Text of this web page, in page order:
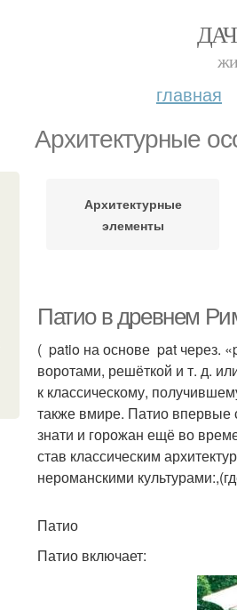
главная
Архитектурные
Архитектурные
элементы
Патио в древнем
( patio на основе pat через.
воротами, решёткой и т. д.
к классическому,
также вмире. Патио впервые
знати и горожан ещё во
став классическим
нероманскими
Патио
Патио включает: